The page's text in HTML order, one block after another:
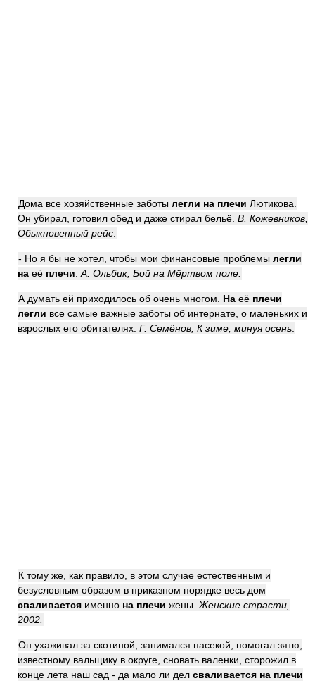
Дома все хозяйственные заботы легли на плечи Лютикова.
Он убирал, готовил обед и даже стирал бельё. В. Кожевников,
Обыкновенный рейс
- Но я бы не хотел, чтобы мои финансовые проблемы легли
на её плечи А. Ольбик, Бой на Мёртвом поле.
А думать ей приходилось об очень многом. На её плечи
легли все самые важные заботы об интернате, о маленьких и
взрослых его обитателях. Г. Семёнов, К зиме, минуя осень
К тому же, как правило, в этом случае естественным и
безусловным образом в приказном порядке весь дом
сваливается именно на плечи жены. Женские страсти,
2002.
Он ухаживал за скотиной, занимался пасекой, помогал зятю,
известному вальщику в округе, сновать валенки, сторожил в
конце лета наш сад - да мало ли дел сваливается на плечи